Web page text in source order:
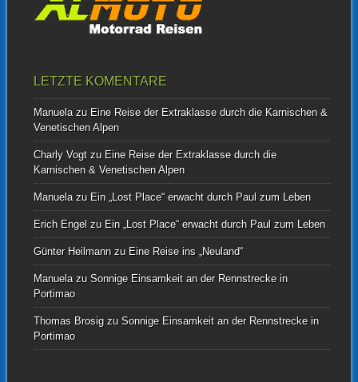
LETZTE KOMENTARE
Manuelazu Eine Reise der Extraklasse durch die Karnischen &
Venetischen Alpen
Charly Vogtzu Eine Reise der Extraklasse durch die
Karnischen & Venetischen Alpen
Manuelazu Ein „Lost Place“ erwacht durch Paul zum Leben
Erich Engelzu Ein „Lost Place“ erwacht durch Paul zum Leben
Günter Heilmannzu Eine Reise ins „Neuland“
Manuelazu Sonnige Einsamkeit an der Rennstrecke in
Portimao
Thomas Brosigzu Sonnige Einsamkeit an der Rennstrecke in
Portimao